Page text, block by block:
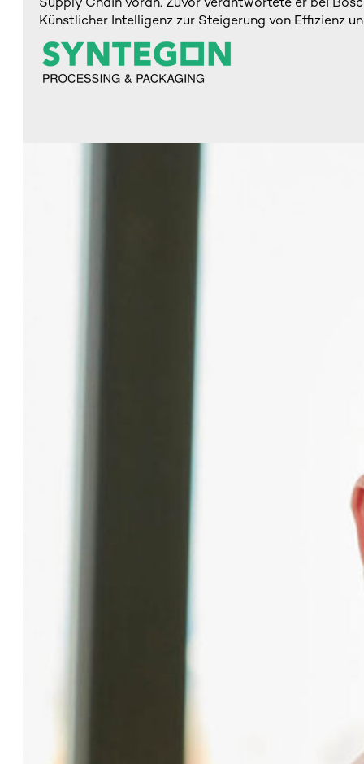
Künstlicher Intelligenz zur Steigerung von Effizienz